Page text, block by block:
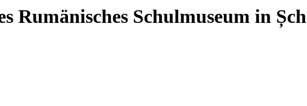
Rumänisches Schulmuseum in